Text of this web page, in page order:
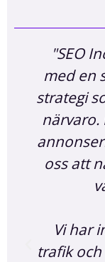
"SEO
med en
strategi
närvaro.
oss att
Vi har
trafik